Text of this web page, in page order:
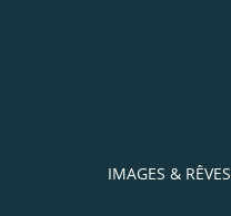
IMAGES & RÊVES